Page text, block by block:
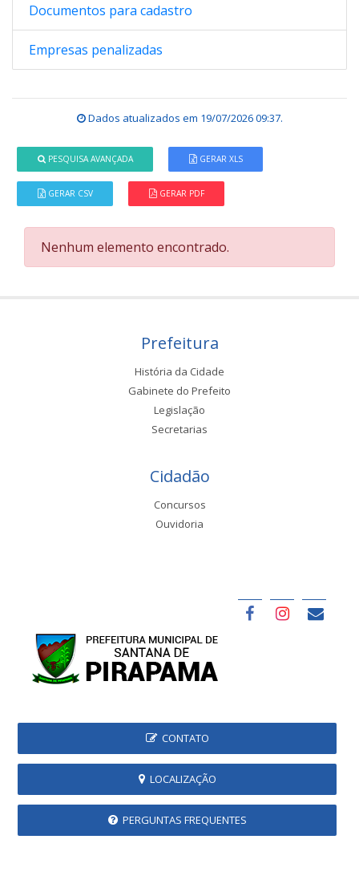
Documentos para cadastro
Empresas penalizadas
Dados atualizados em 19/07/2026 09:37.
PESQUISA AVANÇADA GERAR XLS
GERAR CSV GERAR PDF
Nenhum elemento encontrado.
Prefeitura
História da Cidade
Gabinete do Prefeito
Legislação
Secretarias
Cidadão
Concursos
Ouvidoria
CONTATO
LOCALIZAÇÃO
PERGUNTAS FREQUENTES